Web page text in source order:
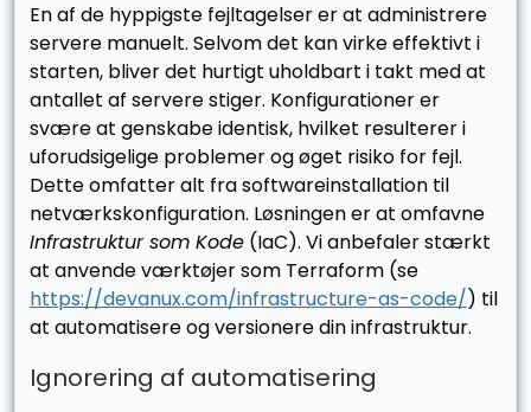
En af de hyppigste fejltagelser er at administrere
servere manuelt. Selvom det kan virke effektivt i
starten, bliver det hurtigt uholdbart i takt med at
antallet af servere stiger. Konfigurationer er
svære at genskabe identisk, hvilket resulterer i
uforudsigelige problemer og øget risiko for fejl.
Dette omfatter alt fra softwareinstallation til
netværkskonfiguration. Løsningen er at omfavne
Infrastruktur som Kode (IaC). Vi anbefaler stærkt
at anvende værktøjer som Terraform (se
https://devanux.com/infrastructure-as-code/) til
at automatisere og versionere din infrastruktur.
Ignorering af automatisering